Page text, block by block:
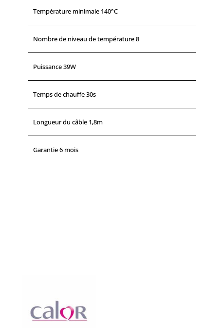
Température minimale 140°C
Nombre de niveau de température 8
Puissance 39W
Temps de chauffe 30s
Longueur du câble 1,8m
Garantie 6 mois